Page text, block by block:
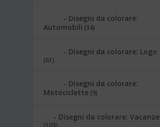
Disegni da colorare:
Automobili (34)
Disegni da colorare: Logo
(61)
Disegni da colorare:
Motociclette (9)
Disegni da colorare: Vacanze
(103)